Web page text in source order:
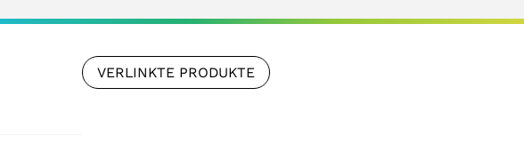
VERLINKTE PRODUKTE